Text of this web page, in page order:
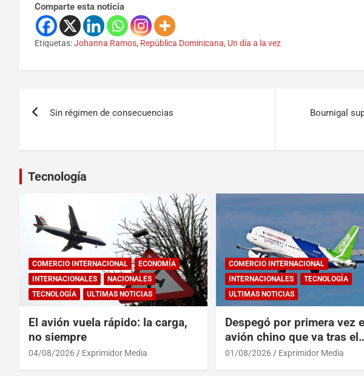
Comparte esta noticia
Etiquetas:Johanna Ramos, República Dominicana, Un día a la vez
Sin régimen de consecuencias
Bournigal
Tecnología
COMERCIO INTERNACIONAL
ECONOMÍA
INTERNACIONALES
NACIONALES
TECNOLOGÍA
ULTIMAS NOTICIAS
El avión vuela rápido: la carga,
no siempre
04/08/2026 Exprimidor Media
COMERCIO INTERNACIONAL
INTERNACIONALES
TECNOLOGÍA
ULTIMAS NOTICIAS
Despegó por primera vez
avión chino que va tras el
reinado del A319 en el Tíbet
01/08/2026 Exprimidor Media